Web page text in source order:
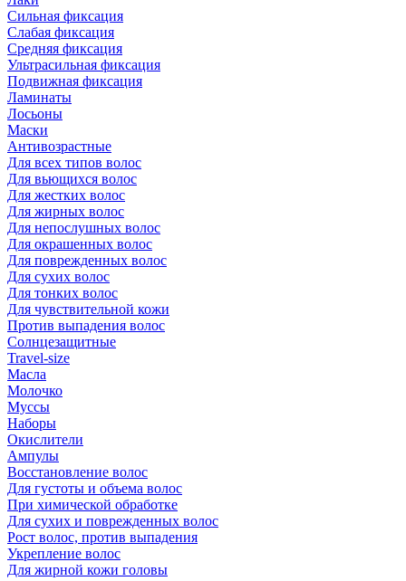
Сильная фиксация
Слабая фиксация
Средняя фиксация
Ультрасильная фиксация
Подвижная фиксация
Ламинаты
Лосьоны
Маски
Антивозрастные
Для всех типов волос
Для вьющихся волос
Для жестких волос
Для жирных волос
Для непослушных волос
Для окрашенных волос
Для поврежденных волос
Для сухих волос
Для тонких волос
Для чувствительной кожи
Против выпадения волос
Солнцезащитные
Travel-size
Масла
Молочко
Муссы
Наборы
Окислители
Ампулы
Восстановление волос
Для густоты и объема волос
При химической обработке
Для сухих и поврежденных волос
Рост волос, против выпадения
Укрепление волос
Для жирной кожи головы